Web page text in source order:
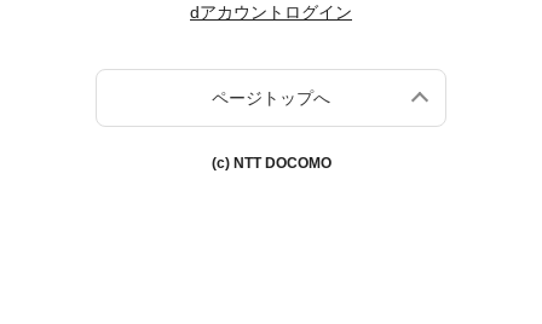
dアカウントログイン
ページトップへ
(c) NTT DOCOMO